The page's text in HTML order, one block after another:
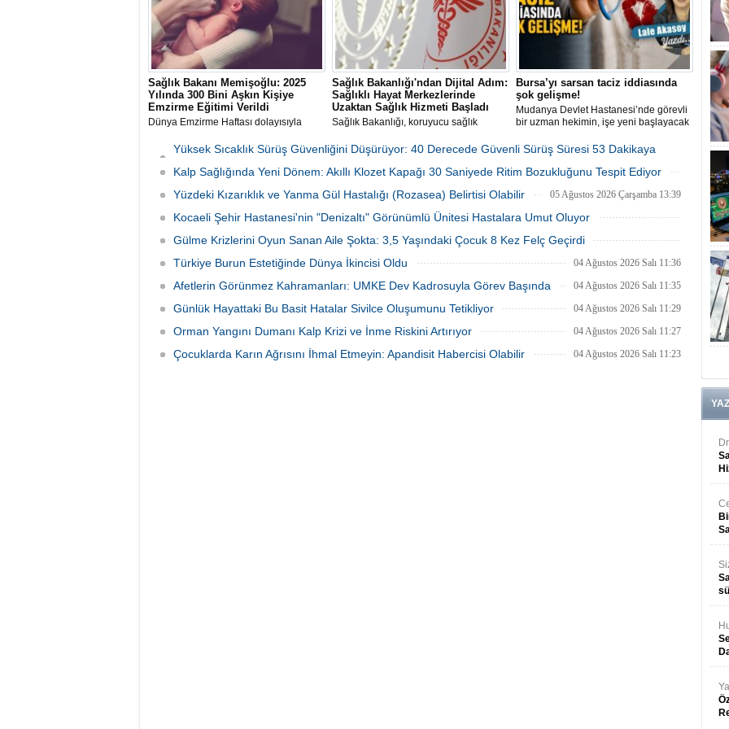
Sağlık Bakanı Memişoğlu: 2025
Yılında 300 Bini Aşkın Kişiye
Emzirme Eğitimi Verildi
Dünya Emzirme Haftası dolayısıyla
Memişoğlu, anne sütünün önemine
vurgu yaparak koruyucu sağlık
hizmetleri kapsamında 300 binin
sağlandığını açıkladı.
Sağlık Bakanlığı'ndan Dijital Adım:
Sağlıklı Hayat Merkezlerinde
Uzaktan Sağlık Hizmeti Başladı
Sağlık Bakanlığı, koruyucu sağlık
Uzaktan Hasta Değerlendirme
Sistemi’ni (UHDS) 81 ildeki Sağlıklı
Hayat Merkezlerinde kullanıma sundu.
Bursa’yı sarsan taciz iddiasında
şok gelişme!
Mudanya Devlet Hastanesi’nde görevli
bir uzman hekimin, işe yeni başlayacak
odasında taciz ettiği iddiası üzerine adli
ve idari soruşturma başlatıldı.
Yüksek Sıcaklık Sürüş Güvenliğini Düşürüyor: 40 Derecede Güvenli Sürüş Süresi 53 Dakikaya
İniyor
Kalp Sağlığında Yeni Dönem: Akıllı Klozet Kapağı 30 Saniyede Ritim Bozukluğunu Tespit Ediyor
05 Ağustos 2026 Çarşamba 14:00
Yüzdeki Kızarıklık ve Yanma Gül Hastalığı (Rozasea) Belirtisi Olabilir 05 Ağustos 2026 Çarşamba 13:39
Kocaeli Şehir Hastanesi'nin "Denizaltı" Görünümlü Ünitesi Hastalara Umut Oluyor
05 Ağustos 2026 Çarşamba 13:29
Gülme Krizlerini Oyun Sanan Aile Şokta: 3,5 Yaşındaki Çocuk 8 Kez Felç Geçirdi
04 Ağustos 2026 Salı 11:39
Türkiye Burun Estetiğinde Dünya İkincisi Oldu 04 Ağustos 2026 Salı 11:36
Afetlerin Görünmez Kahramanları: UMKE Dev Kadrosuyla Görev Başında 04 Ağustos 2026 Salı 11:35
Günlük Hayattaki Bu Basit Hatalar Sivilce Oluşumunu Tetikliyor 04 Ağustos 2026 Salı 11:29
Orman Yangını Dumanı Kalp Krizi ve İnme Riskini Artırıyor 04 Ağustos 2026 Salı 11:27
Çocuklarda Karın Ağrısını İhmal Etmeyin: Apandisit Habercisi Olabilir 04 Ağustos 2026 Salı 11:23